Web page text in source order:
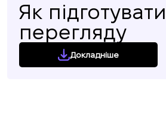
Як
перегляду
Докладніше